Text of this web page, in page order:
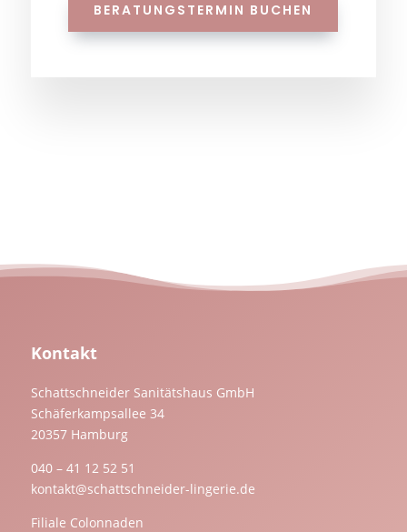
BERATUNGSTERMIN BUCHEN
Kontakt
Schattschneider Sanitätshaus GmbH
Schäferkampsallee 34
20357 Hamburg
040 – 41 12 52 51
kontakt@schattschneider-lingerie.de
Filiale Colonnaden